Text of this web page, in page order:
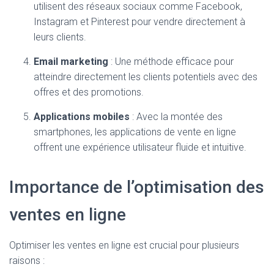
utilisent des réseaux sociaux comme Facebook,
Instagram et Pinterest pour vendre directement à
leurs clients.
Email marketing : Une méthode efficace pour
atteindre directement les clients potentiels avec des
offres et des promotions.
Applications mobiles : Avec la montée des
smartphones, les applications de vente en ligne
offrent une expérience utilisateur fluide et intuitive.
Importance de l’optimisation des
ventes en ligne
Optimiser les ventes en ligne est crucial pour plusieurs
raisons :